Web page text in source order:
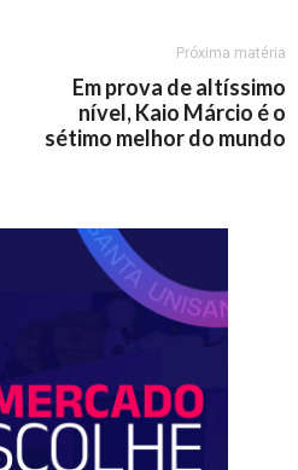
Próxima matéria
Em prova de altíssimo
nível, Kaio Márcio é o
sétimo melhor do mundo